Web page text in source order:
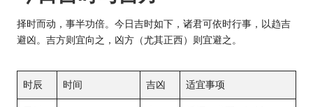
择时而动，事半功倍。今日吉时如下，诸君可依时行事，以趋吉
避凶。吉方则宜向之，凶方（尤其正西）则宜避之。
时辰 时间 吉凶 适宜事项